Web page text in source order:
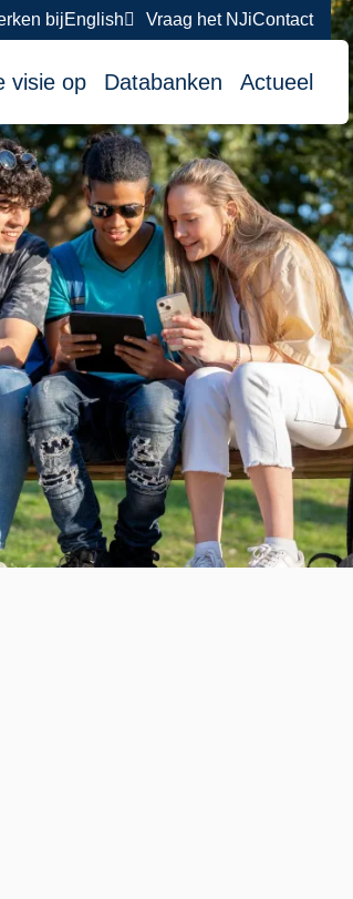
bijEnglish Vraag het NJiContact
visie op Databanken Actueel